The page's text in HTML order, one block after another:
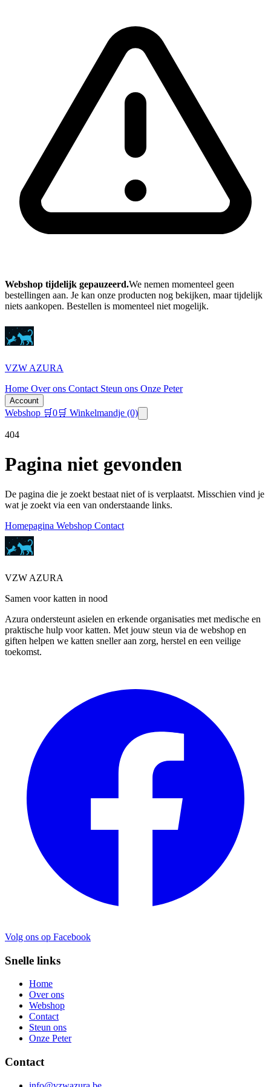
Webshop tijdelijk gepauzeerd.We nemen momenteel geen
bestellingen aan. Je kan onze producten nog bekijken, maar tijdelijk
niets aankopen. Bestellen is momenteel niet mogelijk.
VZW AZURA
Home Over ons Contact Steun ons Onze Peter
Account
Webshop 🛒0🛒 Winkelmandje (0)
404
Pagina niet gevonden
De pagina die je zoekt bestaat niet of is verplaatst. Misschien vind je
wat je zoekt via een van onderstaande links.
Homepagina Webshop Contact
VZW AZURA
Samen voor katten in nood
Azura ondersteunt asielen en erkende organisaties met medische en
praktische hulp voor katten. Met jouw steun via de webshop en
giften helpen we katten sneller aan zorg, herstel en een veilige
toekomst.
Volg ons op Facebook
Snelle links
Home
Over ons
Webshop
Contact
Steun ons
Onze Peter
Contact